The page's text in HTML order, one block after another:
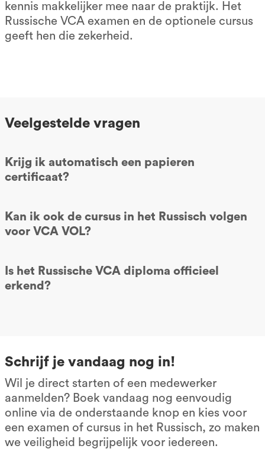
kennis makkelijker mee naar de praktijk. Het
Russische VCA examen en de optionele cursus
geeft hen die zekerheid.
Veelgestelde vragen
Krijg ik automatisch een papieren
certificaat?
Kan ik ook de cursus in het Russisch volgen
voor VCA VOL?
Is het Russische VCA diploma officieel
erkend?
Schrijf je vandaag nog in!
Wil je direct starten of een medewerker
aanmelden? Boek vandaag nog eenvoudig
online via de onderstaande knop en kies voor
een examen of cursus in het Russisch, zo maken
we veiligheid begrijpelijk voor iedereen.